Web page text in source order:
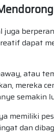
dapat
atau
mereka
semakin
memiliki
dan